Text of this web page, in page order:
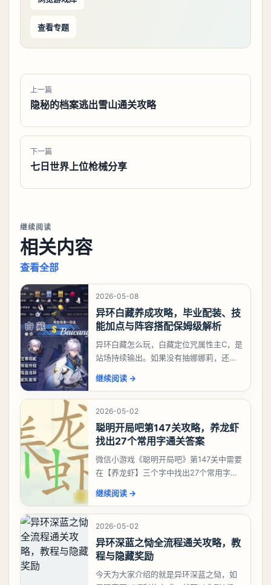
查看专题
上一篇
隐秘的档案逃出雪山通关攻略
下一篇
七日世界上位枪械分享
继续阅读
相关内容
查看全部
2026-05-08
异环白藏养成攻略，毕业配装、技
能加点与阵容搭配保姆级解析
异环白藏怎么玩，白藏定位咒属性主C，是
站场持续输出。如果没有抽娜娜莉，还没
有娜娜莉缺另外一个二队C想打深渊也可以
考虑养个白藏
继续阅读 →
2026-05-02
聪明开局吧第147关攻略，养龙虾
找出27个常用字通关答案
微信小游戏《聪明开局吧》第147关中需要
在【养龙虾】三个字中找出27个常用字，
大、夫、夰、巾、中、虫、下、虾、卜、
囗、吓、卟、
继续阅读 →
2026-05-02
异环深蓝之恸全流程通关攻略，教
程与隐藏奖励
今天为大家介绍的就是异环深蓝之恸，如